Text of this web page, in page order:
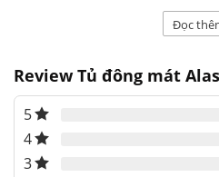
Khóa an toàn chắc
5Tham khảo sản phẩm Tủ
Tủ đông mát Alaska
282 lít
Tủ đông mát BCD-4568N
Đọc
Review Tủ đông mát
5
4
3